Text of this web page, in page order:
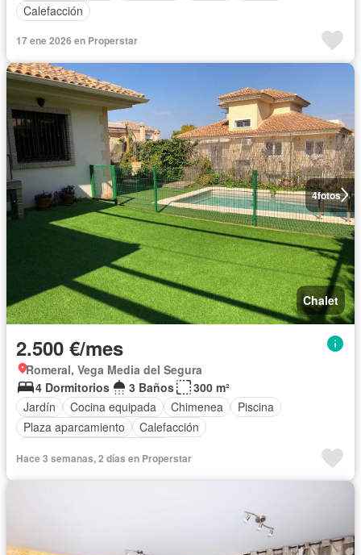
Calefacción
17 ene 2026 en Properstar
4fotos
Chalet
2.500 €/mes
Romeral, Vega Media del Segura
4 Dormitorios
3 Baños
300 m²
Jardín
Cocina equipada Chimenea
Piscina
Plaza aparcamiento
Calefacción
Hace 3 semanas, 2 días en Properstar